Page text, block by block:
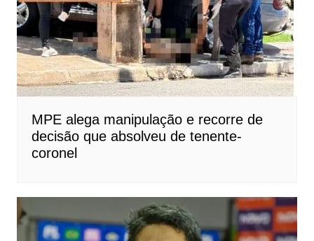
MPE alega manipulação e recorre de
decisão que absolveu de tenente-
coronel